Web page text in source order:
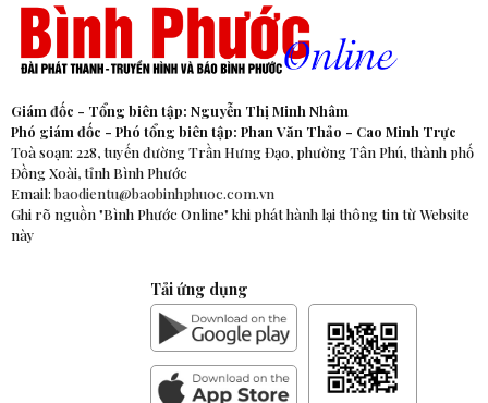
Giám đốc - Tổng biên tập: Nguyễn Thị Minh Nhâm
Phó giám đốc - Phó tổng biên tập: Phan Văn Thảo - Cao Minh Trực
Toà soạn: 228, tuyến đường Trần Hưng Đạo, phường Tân Phú, thành phố
Đồng Xoài, tỉnh Bình Phước
Email: baodientu@baobinhphuoc.com.vn
Ghi rõ nguồn "Bình Phước Online" khi phát hành lại thông tin từ Website
này
Tải ứng dụng